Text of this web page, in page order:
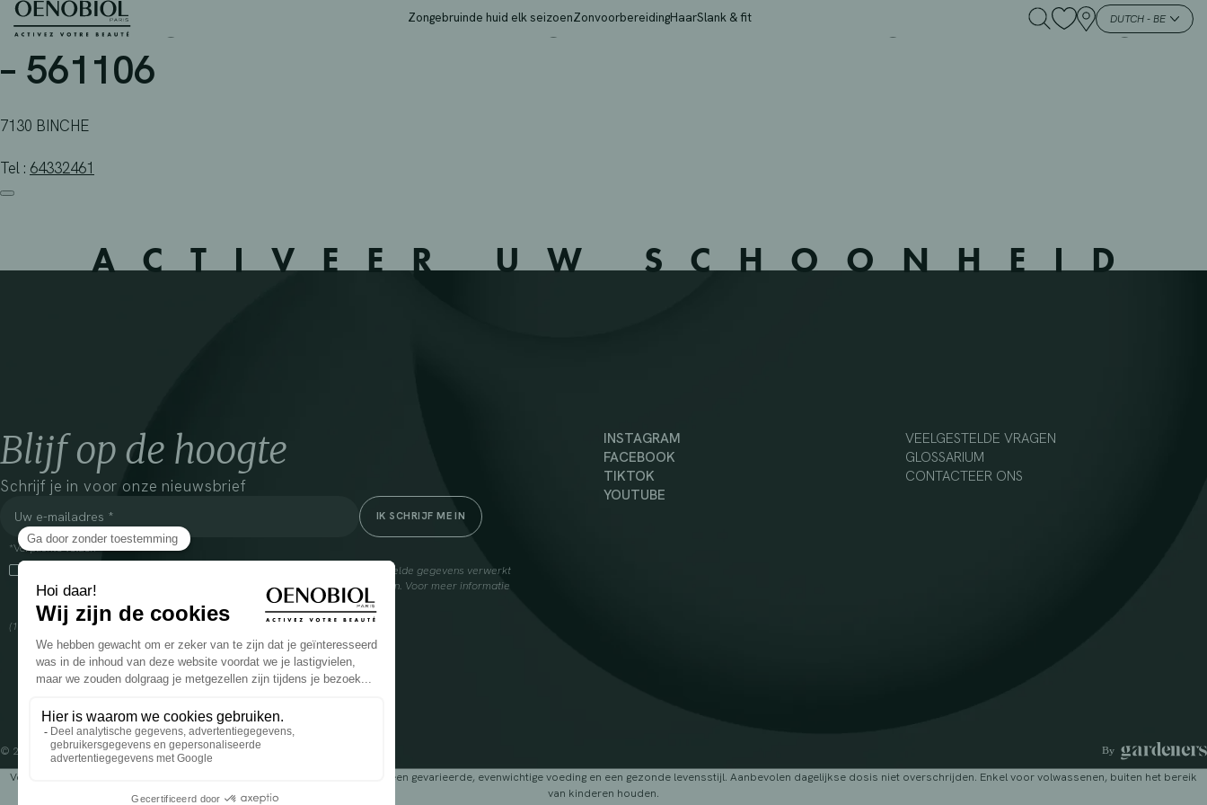
Skip
Zongebruinde huid elk seizoenZonvoorbereidingHaarSlank & fit DUTCH - BE
PHARMACIE VA PHARMA – BINCHE – 561106 – BINCHE – 5 – BINCHE
– 561106
7130 BINCHE
Tel : 64332461
ACTIVEER UW SCHOONHEID
Blijf op de hoogte
Schrijf je in voor onze nieuwsbrief
*Verplichte velden
Door dit vakje aan te vinken, ga ik ermee akkoord dat Cooper(1) de verzamelde gegevens verwerkt
om mij commerciële informatie te sturen over zijn producten en aanbiedingen. Voor meer informatie
over het beheer van uw gegevens en uw rechten, klikhier
(1) Coopération pharmaceutique Française, RCS Melun 399 227 636
INSTAGRAM
FACEBOOK
TIKTOK
YOUTUBE
VEELGESTELDE VRAGEN
GLOSSARIUM
CONTACTEER ONS
© 2024 OENOBIOL PARIS
Voedingssupplement dat moet worden geconsumeerd als onderdeel van een gevarieerde, evenwichtige voeding en een gezonde levensstijl. Aanbevolen dagelijkse dosis niet overschrijden. Enkel voor volwassenen, buiten het bereik
van kinderen houden.